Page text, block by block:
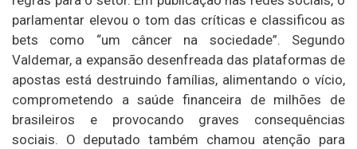
parlamentar elevou o tom das críticas e classificou as
bets como “um câncer na sociedade”. Segundo
Valdemar, a expansão desenfreada das plataformas de
apostas está destruindo famílias, alimentando o vício,
comprometendo a saúde financeira de milhões de
brasileiros e provocando graves consequências
sociais. O deputado também chamou atenção para